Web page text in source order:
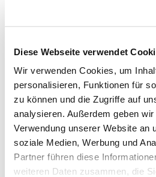
Diese Webseite verwendet
Wir verwenden Cookies, um
personalisieren, Funktionen für
zu können und die Zugriffe auf
analysieren. Außerdem geben
Verwendung unserer Website an
soziale Medien, Werbung und
Partner führen diese
weiteren Daten zusammen, die
und Austausch zu
Herzen liegen sind